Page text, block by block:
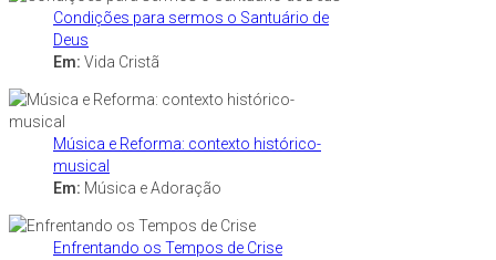
Condições para sermos o Santuário de
Deus
Em: Vida Cristã
Música e Reforma: contexto histórico-
musical
Em: Música e Adoração
Enfrentando os Tempos de Crise